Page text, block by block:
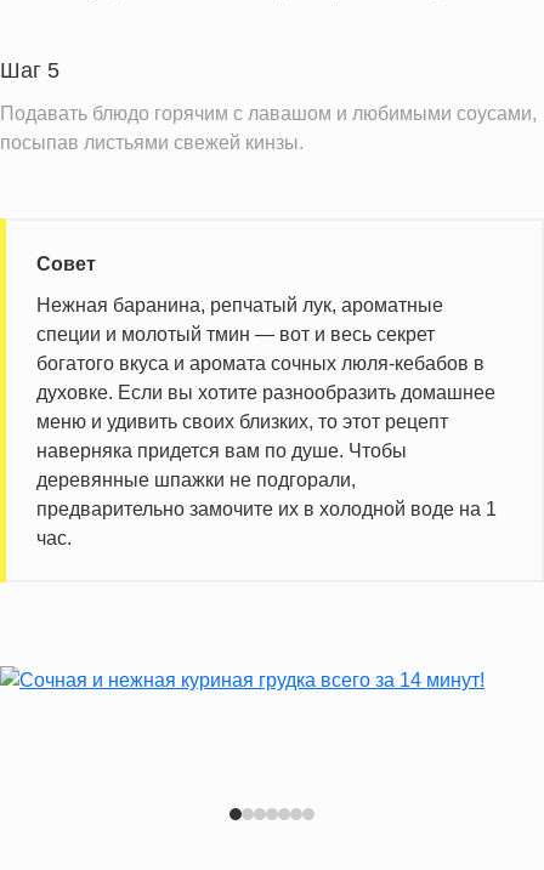
Шаг 5
Подавать блюдо горячим с лавашом и любимыми соусами,
посыпав листьями свежей кинзы.
Совет
Нежная баранина, репчатый лук, ароматные
специи и молотый тмин — вот и весь секрет
богатого вкуса и аромата сочных люля-кебабов в
духовке. Если вы хотите разнообразить домашнее
меню и удивить своих близких, то этот рецепт
наверняка придется вам по душе. Чтобы
деревянные шпажки не подгорали,
предварительно замочите их в холодной воде на 1
час.